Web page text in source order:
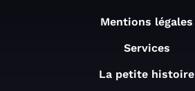
Mentions légales
Services
La petite histoire